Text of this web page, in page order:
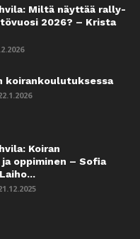
Miltä näyttää rally-
2026? – Krista
koirankoulutuksessa
Koiran
oppiminen – Sofia